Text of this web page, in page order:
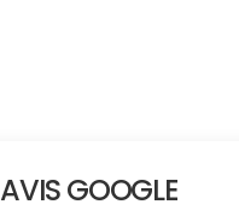
AVIS GOOGLE